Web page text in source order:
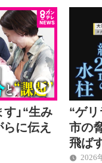
」“生み
に伝え
“ゲ
市の
飛ば
2026